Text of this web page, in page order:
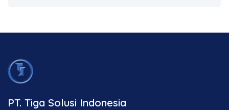
PT. Tiga Solusi Indonesia